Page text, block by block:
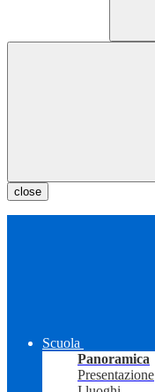
close
Scuola
Panoramica
Presentazione